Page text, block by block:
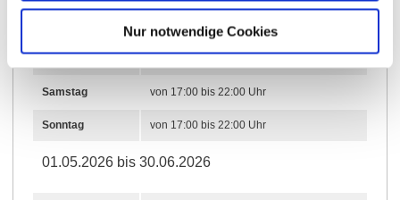
Nur notwendige Cookies
01.09.2026 bis 31.10.2026
Freitag von 17:00 bis 22:00 Uhr
Samstag von 17:00 bis 22:00 Uhr
Sonntag von 17:00 bis 22:00 Uhr
01.05.2026 bis 30.06.2026